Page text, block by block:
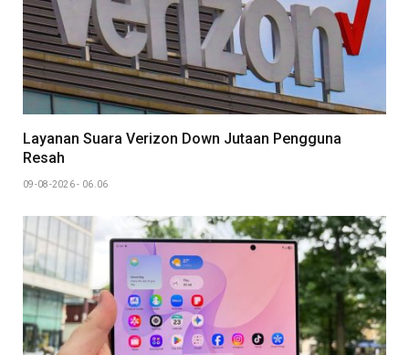
Layanan Suara Verizon Down Jutaan Pengguna
Resah
09-08-2026 - 06.06